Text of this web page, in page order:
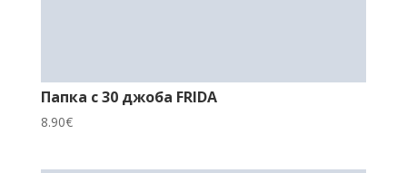
Папка с 30 джоба FRIDA
8.90€